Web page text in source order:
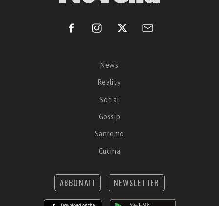
News
Reality
Social
Gossip
Sanremo
Cucina
ABBONATI NEWSLETTER